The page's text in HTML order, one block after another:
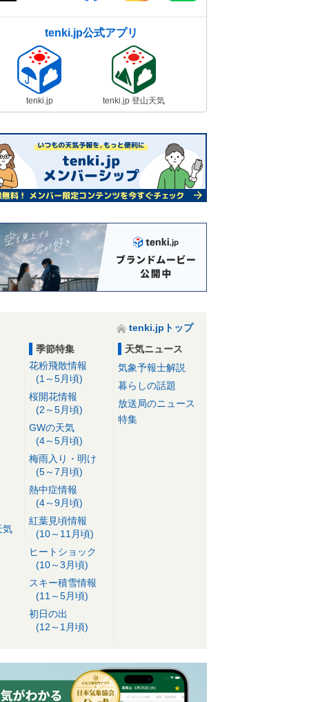
tenki.jp公式アプリ
tenki.jp tenki.jp 登山天気
tenki.jpトップ
気
季節特集
花粉飛散情報
(1～5月頃)
桜開花情報
(2～5月頃)
GWの天気
(4～5月頃)
梅雨入り・明け
(5～7月頃)
熱中症情報
(4～9月頃)
紅葉見頃情報
(10～11月頃)
ヒートショック
(10～3月頃)
スキー積雪情報
(11～5月頃)
初日の出
(12～1月頃)
天気ニュース
気象予報士解説
暮らしの話題
放送局のニュース
特集